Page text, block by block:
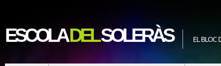
ESCOLADELSOLERÀS EL BLOC